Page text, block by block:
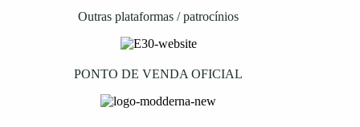
Outras plataformas / patrocínios
PONTO DE VENDA OFICIAL